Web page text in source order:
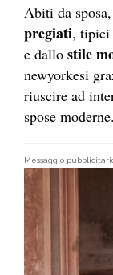
Abiti da
pregiati, tipici
e dallo stile
newyorkesi
riuscire ad
spose moderne.
Messaggio